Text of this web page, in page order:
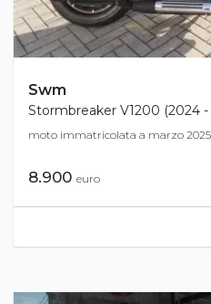
Swm
Stormbreaker V1200 (2024 -
moto immatricolata a marzo
8.900 euro